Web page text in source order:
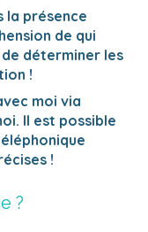
la présence
de qui
déterminer les
!
moi via
Il est possible
!
?